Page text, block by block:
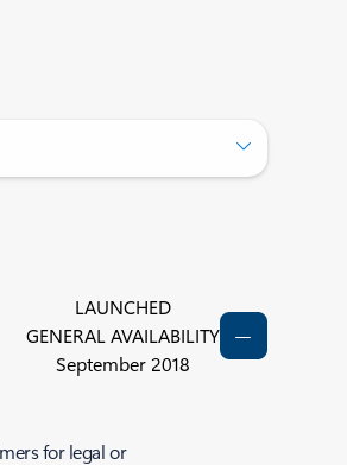
LAUNCHED
GENERAL AVAILABILITY
September 2018
for legal or